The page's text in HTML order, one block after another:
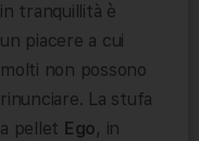
in tranquillità è
un piacere a cui
molti non possono
rinunciare. La stufa
a pellet Ego, in